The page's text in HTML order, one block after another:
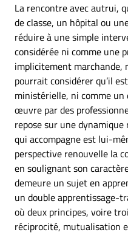
La rencontre avec autrui,
de classe, un hôpital ou
réduire à une simple
considérée ni comme une
implicitement marchande,
pourrait considérer qu’il
ministérielle, ni comme un
œuvre par des
repose sur une
qui accompagne est lui-
perspective renouvelle la
en soulignant son
demeure un sujet en
un double apprentissage-
où deux principes, voire
réciprocité, mutualisation